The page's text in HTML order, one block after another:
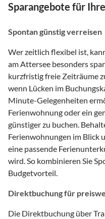
Sparangebote für
Spontan günstig verreisen
Wer zeitlich flexibel ist,
am Attersee besonders
kurzfristig freie Zeiträume
wenn Lücken im
Minute-Gelegenheiten
Ferienwohnung oder ein
günstiger zu buchen.
Ferienwohnungen im Blick
eine passende
wird. So kombinieren Sie
Budgetvorteil.
Direktbuchung für
Die Direktbuchung über